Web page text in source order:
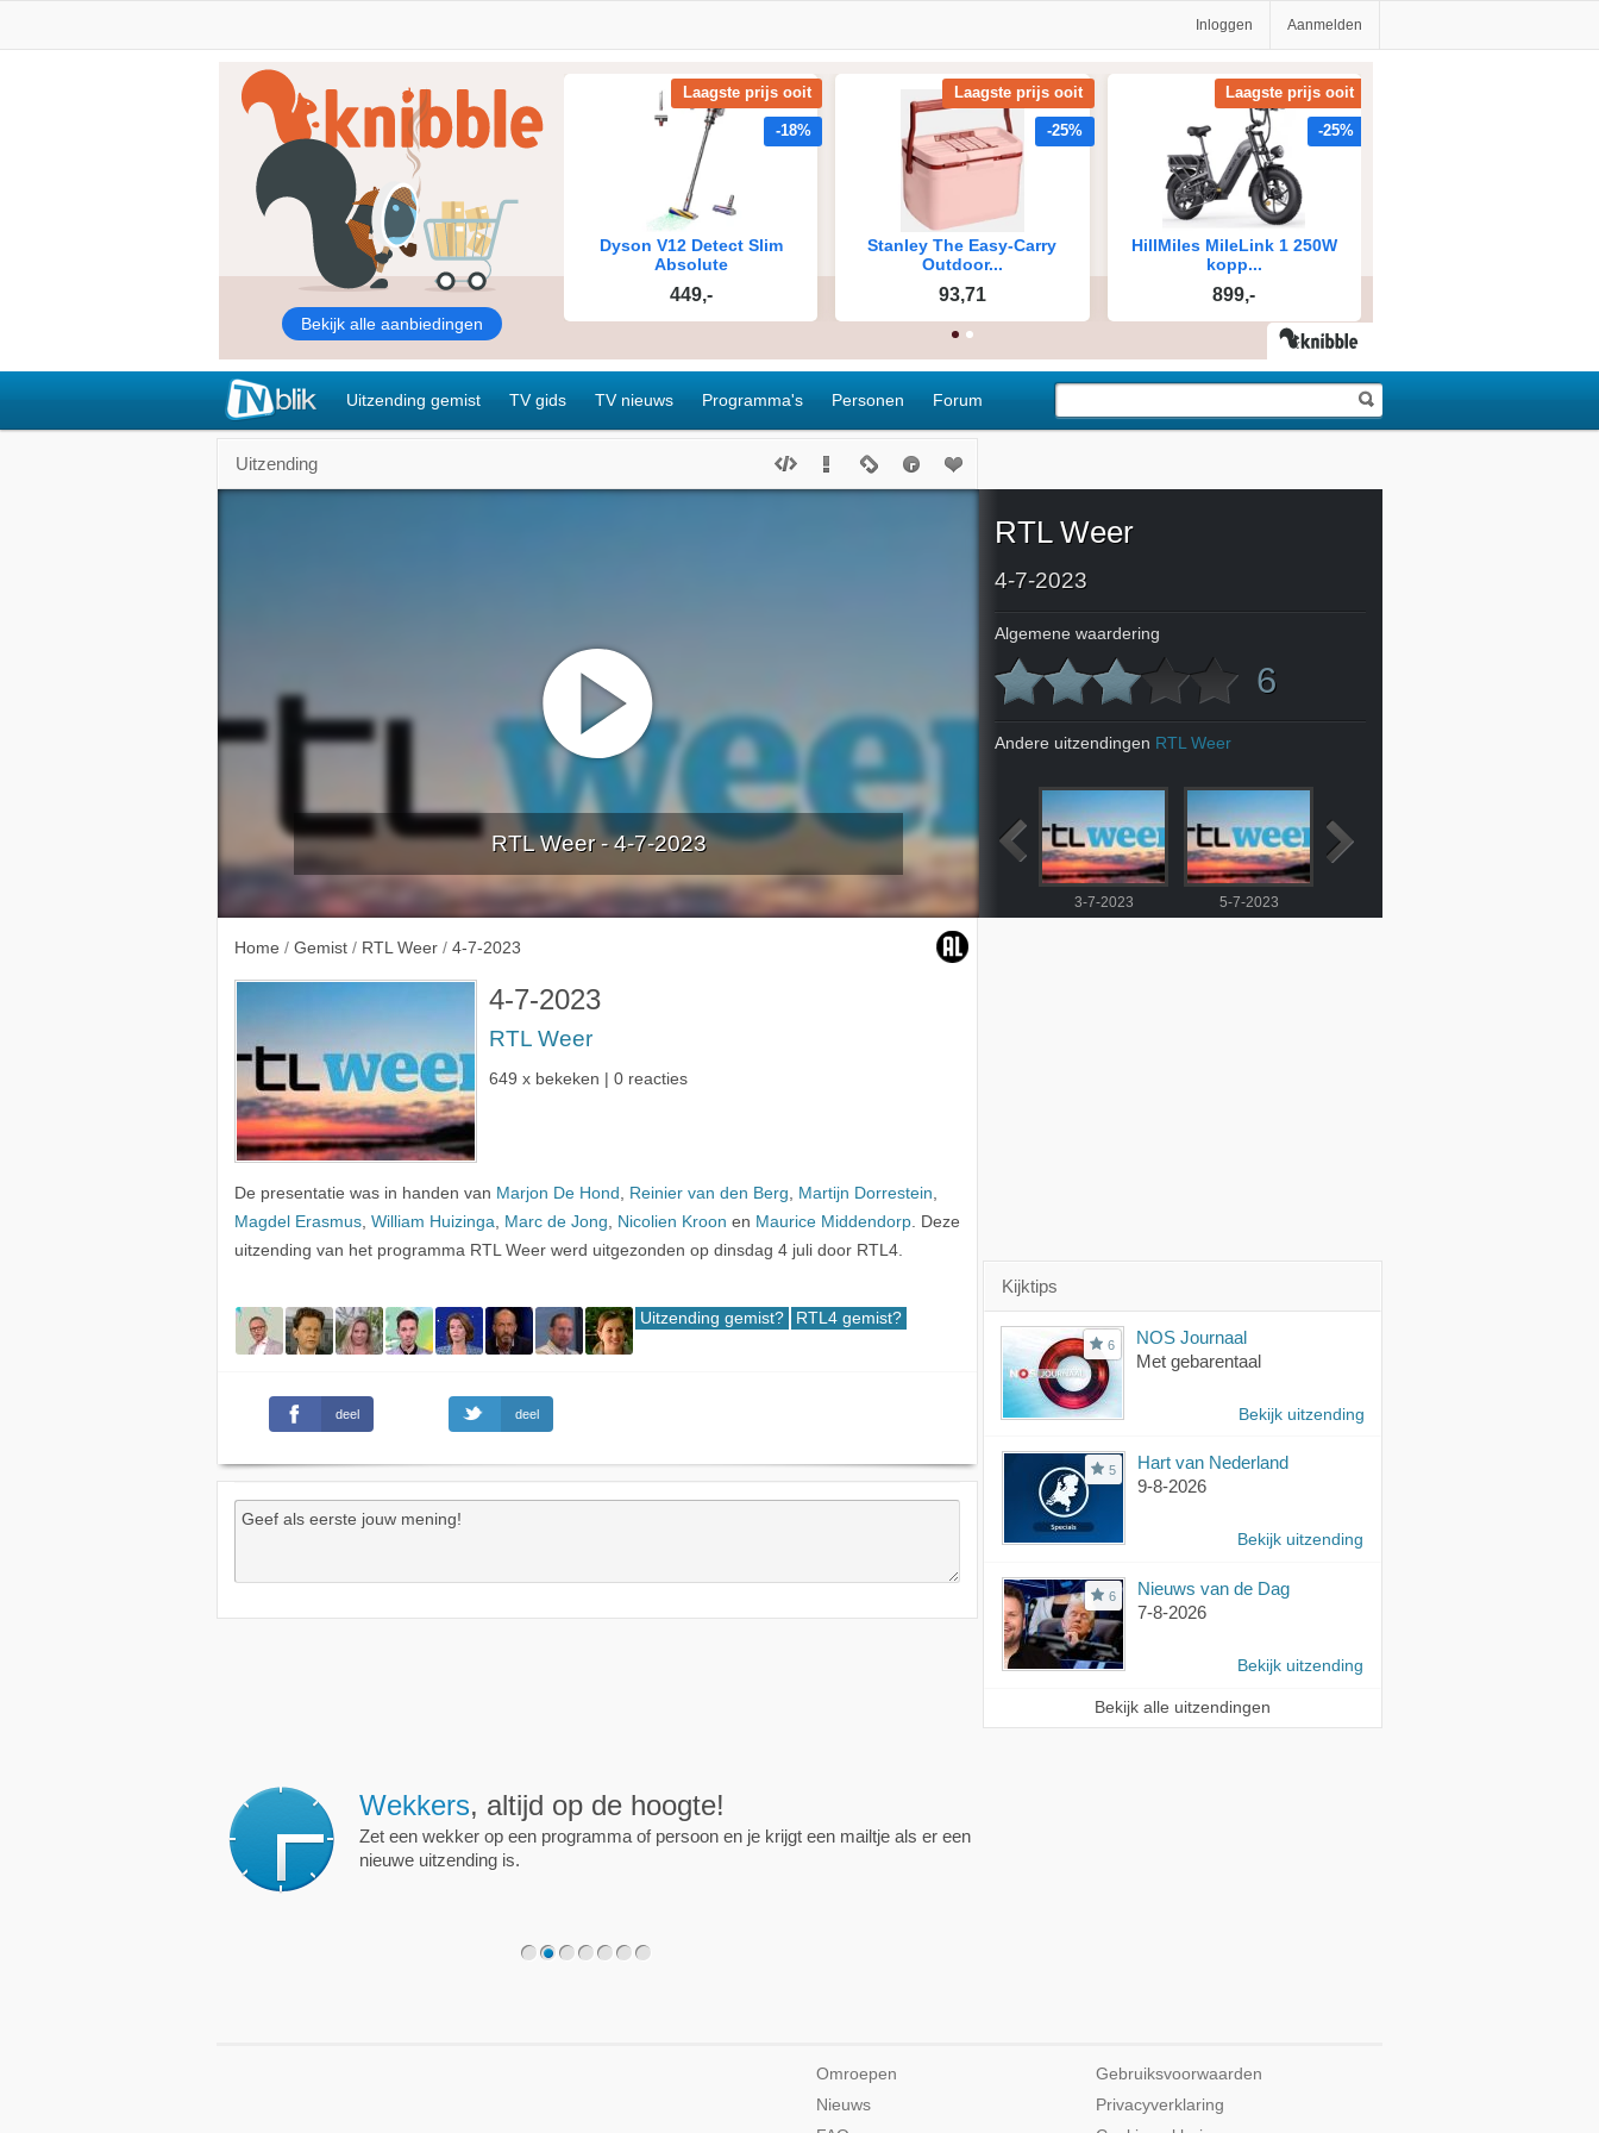
Inloggen Aanmelden
Uitzending gemist TV gids TV nieuws Programma's Personen Forum
Uitzending
RTL Weer - 4-7-2023
Home / Gemist / RTL Weer / 4-7-2023
4-7-2023
RTL Weer
649 x bekeken | 0 reacties
De presentatie was in handen van Marjon De Hond Reinier van den Berg Martijn Dorrestein
Magdel Erasmus William Huizinga Marc de Jong Nicolien Kroon en Maurice Middendorp . Deze
uitzending van het programma RTL Weer werd uitgezonden op dinsdag 4 juli door RTL4.
Uitzending gemist? RTL4 gemist?
deel deel
RTL Weer
4-7-2023
Algemene waardering
6
Andere uitzendingen RTL Weer
1-7-2023 3-7-2023 5-7-2023
Kijktips
6
NOS Journaal
Met gebarentaal
Bekijk uitzending
5
Hart van Nederland
9-8-2026
Bekijk uitzending
6
Nieuws van de Dag
7-8-2026
Bekijk uitzending
Bekijk alle uitzendingen
Wekkers, altijd op de hoogte!
Zet een wekker op een programma of persoon en je krijgt een mailtje als er een
nieuwe uitzending is.
Omroepen
Nieuws
Gebruiksvoorwaarden
Privacyverklaring